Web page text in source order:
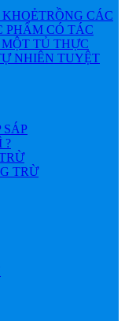
TRỒNG CÁC
PHẨM CÓ TÁC
TỦ THỰC
NHIÊN TUYỆT
SÁP
?
TRỪ